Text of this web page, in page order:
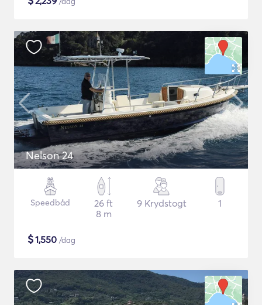
Nelson 24
Speedbåd
26 ft
8 m
9 Krydstogt 1
$1,550 /dag